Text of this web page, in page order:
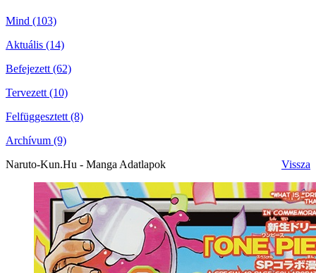
Mind (103)
Aktuális (14)
Befejezett (62)
Tervezett (10)
Felfüggesztett (8)
Archívum (9)
Naruto-Kun.Hu - Manga Adatlapok
Vissza